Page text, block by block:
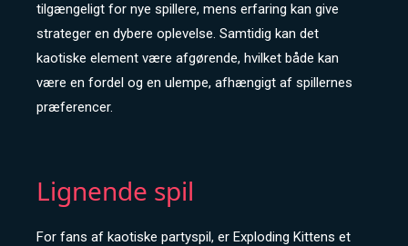
tilgængeligt for nye spillere, mens erfaring kan give
strateger en dybere oplevelse. Samtidig kan det
kaotiske element være afgørende, hvilket både kan
være en fordel og en ulempe, afhængigt af spillernes
præferencer.
Lignende spil
For fans af kaotiske partyspil, er Exploding Kittens et